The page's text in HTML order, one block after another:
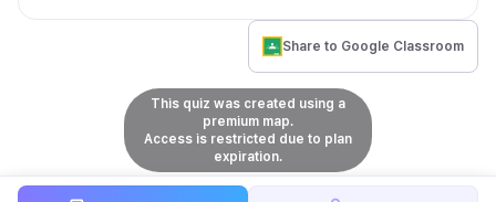
Share to Google Classroom
This quiz was created using a
premium map.
Access is restricted due to plan
expiration.